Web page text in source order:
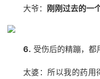
大爷： 刚刚过去的一
6. 受伤后的精蹦，都
太婆：所以我的药用